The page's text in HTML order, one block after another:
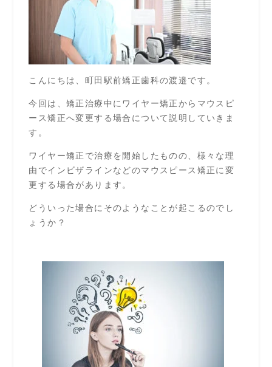
こんにちは、町田駅前矯正歯科の渡邉です。
今回は、矯正治療中にワイヤー矯正からマウスピ
ース矯正へ変更する場合について説明していきま
す。
ワイヤー矯正で治療を開始したものの、様々な理
由でインビザラインなどのマウスピース矯正に変
更する場合があります。
どういった場合にそのようなことが起こるのでし
ょうか？